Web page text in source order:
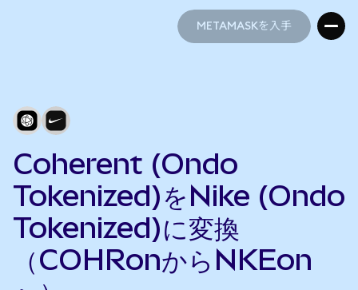
METAMASKを入手
Coherent (Ondo
Tokenized)をNike (Ondo
Tokenized)に変換
（COHRonからNKEon